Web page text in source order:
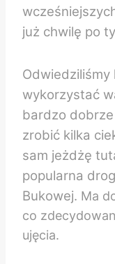
już chwilę po
Odwiedziliśmy
wykorzystać
bardzo
zrobić kilka
sam jeżdżę
popularna
Bukowej. Ma
co
ujęcia.